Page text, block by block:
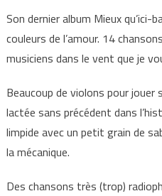
Son dernier album Mieux
couleurs de l’amour. 14
musiciens dans le vent que je
Beaucoup de violons pour jouer
lactée sans précédent dans
limpide avec un petit grain de
la mécanique.
Des chansons très (trop)